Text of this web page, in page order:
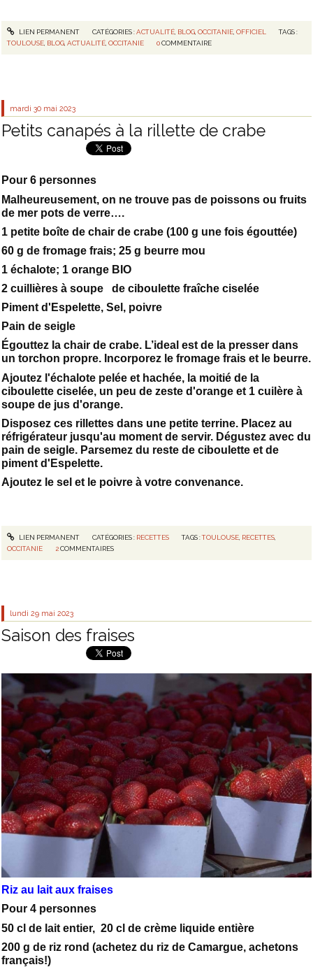
LIEN PERMANENT CATÉGORIES :ACTUALITÉ, BLOG, OCCITANIE, OFFICIEL
TAGS :
TOULOUSE, BLOG,ACTUALITÉ,OCCITANIE 0 COMMENTAIRE
mardi 30 mai 2023
Petits canapés à la rillette de crabe
Pour 6 personnes
Malheureusement, on ne trouve pas de poissons ou fruits
de mer pots de verre….
1 petite boîte de chair de crabe (100 g une fois égouttée)
60 g de fromage frais; 25 g beurre mou
1 échalote; 1 orange BIO
2 cuillières à soupe de ciboulette fraîche ciselée
Piment d'Espelette, Sel, poivre
Pain de seigle
Égouttez la chair de crabe. L’ideal est de la presser dans
un torchon propre. Incorporez le fromage frais et le beurre.
Ajoutez l'échalote pelée et hachée, la moitié de la
ciboulette ciselée, un peu de zeste d'orange et 1 cuilère à
soupe de jus d'orange.
Disposez ces rillettes dans une petite terrine. Placez au
réfrigérateur jusqu'au moment de servir. Dégustez avec du
pain de seigle. Parsemez du reste de ciboulette et de
piment d'Espelette.
Ajoutez le sel et le poivre à votre convenance.
LIEN PERMANENT CATÉGORIES : RECETTES TAGS :TOULOUSE RECETTES
OCCITANIE
2 COMMENTAIRES
lundi 29 mai 2023
Saison des fraises
Riz au lait aux fraises
Pour 4 personnes
50 cl de lait entier, 20 cl de crème liquide entière
200 g de riz rond (achetez du riz de Camargue, achetons
français!)